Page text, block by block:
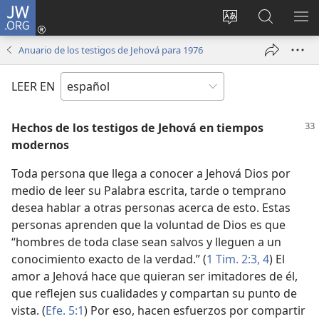
JW.ORG
Cambiar
del sitio
Iniciar
sesión
nueva
en
jw.org
Anuario de los testigos de Jehová para 1976
LEER EN
Hechos de los testigos de Jehová en tiempos
modernos
Toda persona que llega a conocer a Jehová Dios por
medio de leer su Palabra escrita, tarde o temprano
desea hablar a otras personas acerca de esto. Estas
personas aprenden que la voluntad de Dios es que
“hombres de toda clase sean salvos y lleguen a un
conocimiento exacto de la verdad.” (1 Tim. 2:3, 4) El
amor a Jehová hace que quieran ser imitadores de él,
que reflejen sus cualidades y compartan su punto de
vista. (Efe. 5:1) Por eso, hacen esfuerzos por compartir